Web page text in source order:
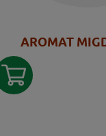
AROMAT